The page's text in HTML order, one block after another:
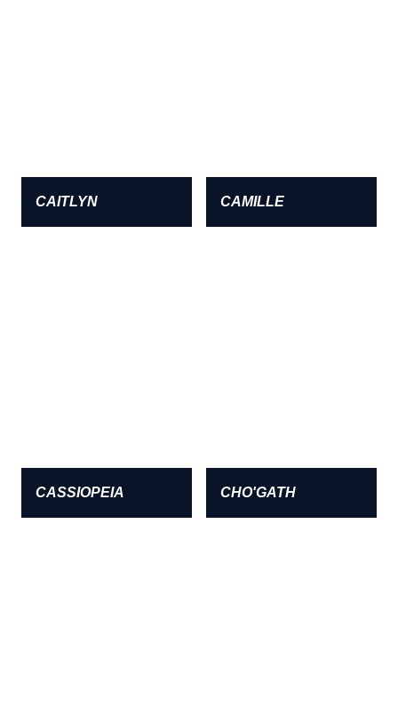
CAITLYN CAMILLE
CASSIOPEIA CHO'GATH